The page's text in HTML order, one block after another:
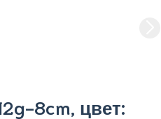
8cm, цвет: